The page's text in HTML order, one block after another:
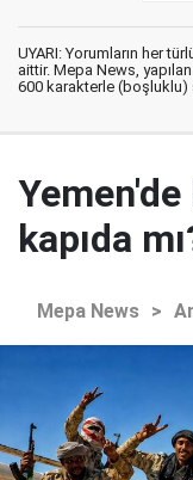
UYARI: Yorumların her
aittir. Mepa News,
600 karakterle (boşluklu)
kapıda
Mepa News >